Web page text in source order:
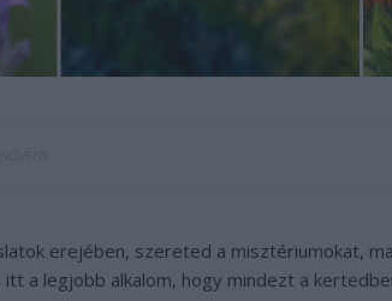
erejében, szereted a misztériumokat,
a legjobb alkalom, hogy mindezt a